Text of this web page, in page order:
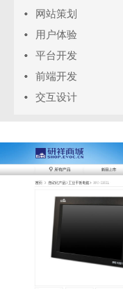
网站策划
用户体验
平台开发
前端开发
交互设计